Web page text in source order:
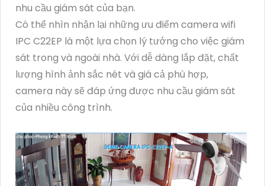
nhu cầu giám sát của bạn.
Có thể nhìn nhận lại những ưu điểm camera wifi
IPC C22EP là một lựa chọn lý tưởng cho việc giám
sát trong và ngoài nhà. Với dễ dàng lắp đặt, chất
lượng hình ảnh sắc nét và giá cả phù hợp,
camera này sẽ đáp ứng được nhu cầu giám sát
của nhiều công trình.